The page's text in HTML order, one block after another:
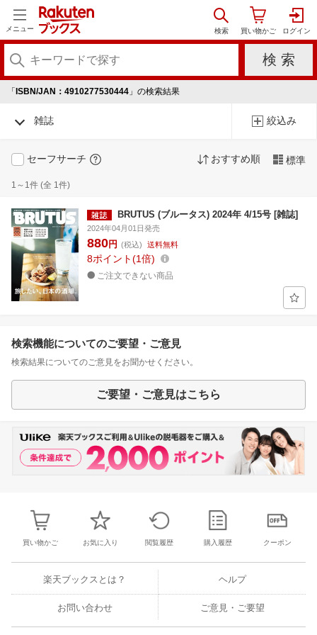
メニュー
「 ISBN/JAN：4910277530444 」の検索結果
雑誌 絞込み
セーフサーチ おすすめ順 標準
1～1件 (全 1件)
BRUTUS (ブルータス) 2024年 4/15号 [雑誌]
2024年04月01日発売
880円 (税込) 送料無料
8ポイント 1倍
ご注文できない商品
検索機能についてのご要望・ご意見
検索結果についてのご意見をお聞かせください。
ご要望・ご意見はこちら
買い物かご お気に入り 閲覧履歴 購入履歴 クーポン
楽天ブックスとは？ ヘルプ
お問い合わせ ご意見・ご要望